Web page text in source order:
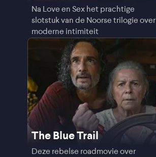
Na Love en Sex het prachtige
slotstuk van de Noorse trilogie over
moderne intimiteit
The Blue Trail
Deze rebelse roadmovie over